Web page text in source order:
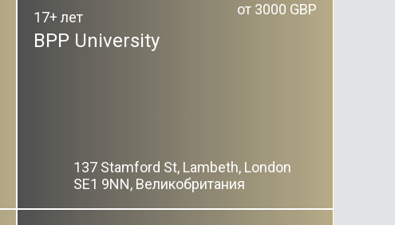
17+ лет
BPP University
от 3000 GBP
137 Stamford St, Lambeth, London
SE1 9NN, Великобритания